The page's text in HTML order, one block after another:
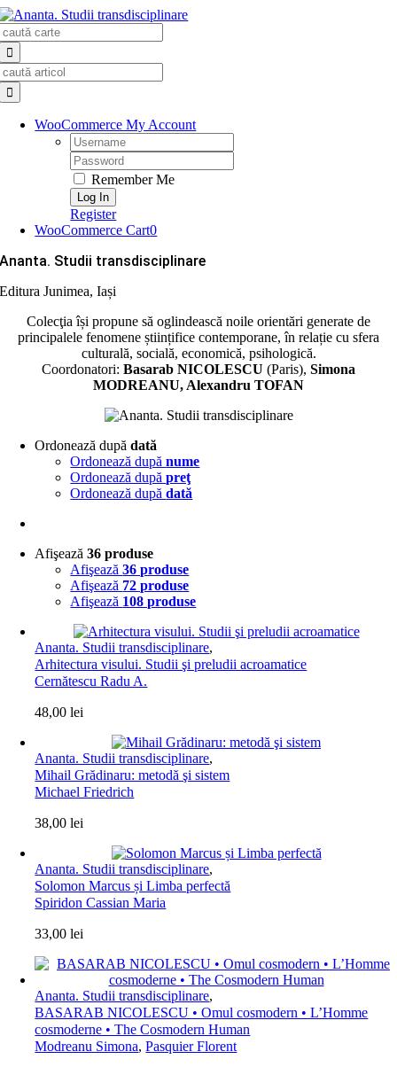
Skip
to
content
WooCommerce My Account
Username:
Password:
Remember Me
Register
WooCommerce Cart0
Ananta. Studii transdisciplinare
Editura Junimea, Iași
Colecţia își propune să oglindească noile orientări generate de
principalele fenomene științifice contemporane, în relație cu sfera
culturală, socială, economică, psihologică.
Coordonatori: Basarab NICOLESCU (Paris), Simona
MODREANU, Alexandru TOFAN
Ordonează dupădată
Ordonează dupănume
Ordonează dupăpreţ
Ordonează dupădată
Afişează36 produse
Afişează36 produse
Afişează 72 produse
Afişează 108 produse
Ananta. Studii transdisciplinare,
Arhitectura visului. Studii şi preludii acroamatice
Cernătescu Radu A.
48,00lei
Ananta. Studii transdisciplinare,
Mihail Grădinaru: metodă şi sistem
Michael Friedrich
38,00lei
Ananta. Studii transdisciplinare,
Solomon Marcus și Limba perfectă
Spiridon Cassian Maria
33,00lei
Ananta. Studii transdisciplinare,
BASARAB NICOLESCU • Omul cosmodern • L’Homme
cosmoderne • The Cosmodern Human
Modreanu Simona,Pasquier Florent